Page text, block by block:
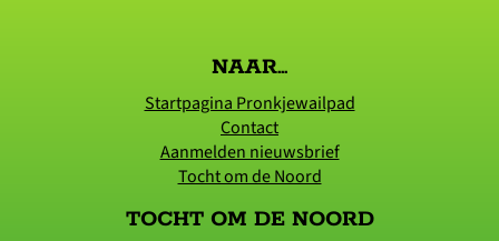
NAAR...
Startpagina Pronkjewailpad
Contact
Aanmelden nieuwsbrief
Tocht om de Noord
TOCHT OM DE NOORD